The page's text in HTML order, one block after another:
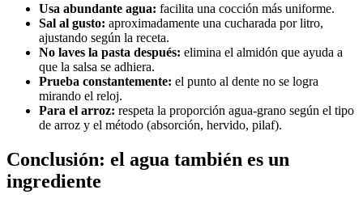
Usa abundante agua: facilita una cocción más uniforme.
Sal al gusto: aproximadamente una cucharada por litro,
ajustando según la receta.
No laves la pasta después: elimina el almidón que ayuda a
que la salsa se adhiera.
Prueba constantemente: el punto al dente no se logra
mirando el reloj.
Para el arroz: respeta la proporción agua-grano según el tipo
de arroz y el método (absorción, hervido, pilaf).
Conclusión: el agua también es un
ingrediente